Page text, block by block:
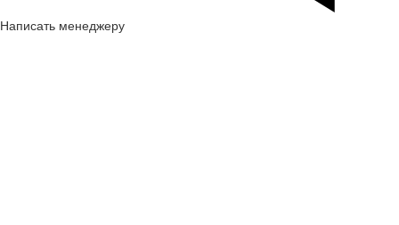
Написать менеджеру